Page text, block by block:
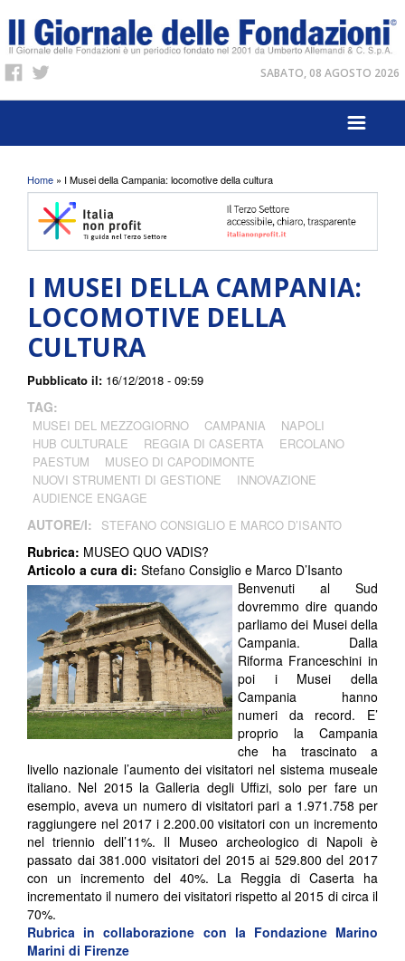
SABATO, 08 AGOSTO 2026
Tu sei qui
Home » I Musei della Campania: locomotive della cultura
I MUSEI DELLA CAMPANIA:
LOCOMOTIVE DELLA
CULTURA
Pubblicato il: 16/12/2018 - 09:59
TAG:
MUSEI DEL MEZZOGIORNO CAMPANIA
NAPOLI
HUB CULTURALE
REGGIA DI CASERTA
ERCOLANO
PAESTUM
MUSEO DI CAPODIMONTE
NUOVI STRUMENTI DI GESTIONE
INNOVAZIONE
AUDIENCE ENGAGE
AUTORE/I: STEFANO CONSIGLIO E MARCO D’ISANTO
Rubrica: MUSEO QUO VADIS?
Articolo a cura di: Stefano Consiglio e Marco D’Isanto
Benvenuti al Sud
dovremmo dire quando
parliamo dei Musei della
Campania. Dalla
Riforma Franceschini in
poi i Musei della
Campania hanno
numeri da record. E’
proprio la Campania
che ha trascinato a
livello nazionale l’aumento dei visitatori nel sistema museale
italiano. Nel 2015 la Galleria degli Uffizi, solo per fare un
esempio, aveva un numero di visitatori pari a 1.971.758 per
raggiungere nel 2017 i 2.200.00 visitatori con un incremento
nel triennio dell’11%. Il Museo archeologico di Napoli è
passato dai 381.000 visitatori del 2015 ai 529.800 del 2017
con un incremento del 40%. La Reggia di Caserta ha
incrementato il numero dei visitatori rispetto al 2015 di circa il
70%.
Rubrica in collaborazione con la Fondazione Marino
Marini di Firenze